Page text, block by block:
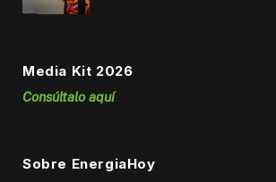
Media Kit 2026
Consúltalo aquí
Sobre EnergiaHoy